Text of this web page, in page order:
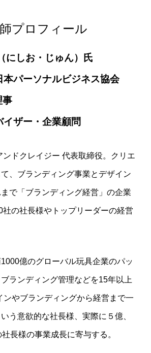
プロフィール
にしお・じゅん）氏
本パーソナルビジネス協会
事
ザー・企業顧問
ンドクレイジー 代表取締役。クリエ
、ブランディング事業とデザイン
で「ブランディング経営」の企業
社の社長様やトップリーダーの経営
億のグローバル玩具企業のパッ
ランディング管理などを15年以上
ンやブランディングから経営まで一
う意欲的な社長様、実際に５億、
長様の事業成長に寄与する。